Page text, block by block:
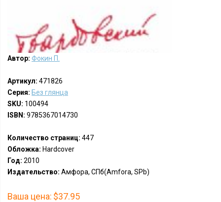
Автор: Фокин П.
Артикул: 471826
Серия: Без глянца
SKU: 100494
ISBN: 9785367014730
Количество страниц: 447
Обложка: Hardcover
Год: 2010
Издательство: Амфора, СПб(Amfora, SPb)
Ваша цена: $37.95